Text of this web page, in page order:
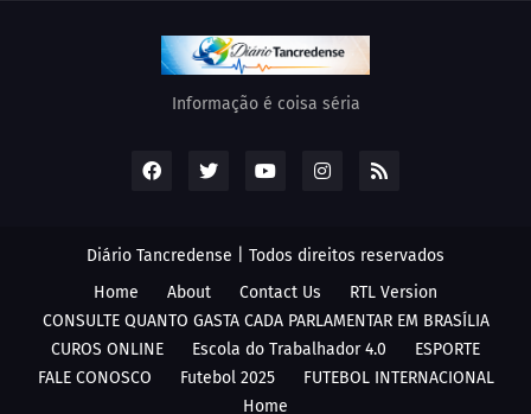
Informação é coisa séria
Diário Tancredense | Todos direitos reservados
Home
About Contact Us
RTL Version
CONSULTE QUANTO GASTA CADA PARLAMENTAR EM BRASÍLIA
CUROS ONLINE
Escola do Trabalhador 4.0
ESPORTE
FALE CONOSCO
Futebol 2025
FUTEBOL INTERNACIONAL
Home